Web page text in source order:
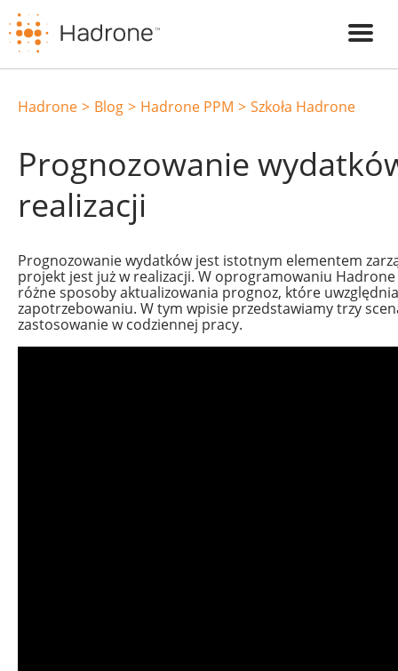
Hadrone Blog Hadrone PPM Szkoła Hadrone
Prognozowanie
realizacji
Prognozowanie wydatków jest istotnym elementem
projekt jest już w realizacji. W oprogramowaniu
różne sposoby aktualizowania prognoz, które
zapotrzebowaniu. W tym wpisie przedstawiamy trzy
zastosowanie w codziennej pracy.